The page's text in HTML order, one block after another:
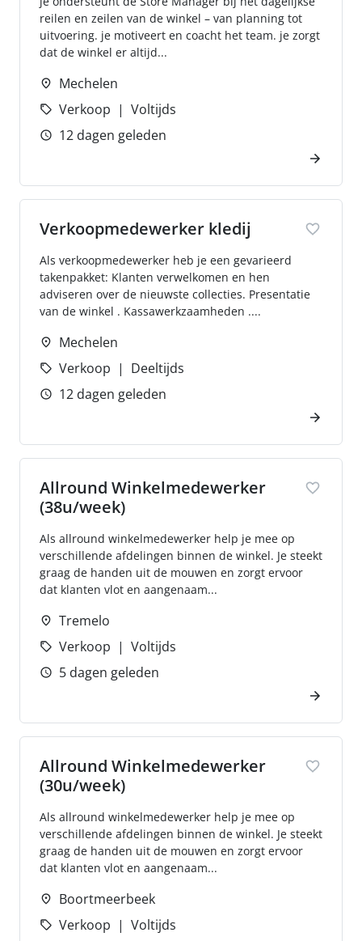
reilen en zeilen van de winkel – van planning tot
uitvoering. je motiveert en coacht het team. je zorgt
dat de winkel er altijd...
Mechelen
Verkoop
Voltijds
12 dagen geleden
Verkoopmedewerker kledij
Als verkoopmedewerker heb je een gevarieerd
takenpakket: Klanten verwelkomen en hen
adviseren over de nieuwste collecties. Presentatie
van de winkel . Kassawerkzaamheden ....
Mechelen
Verkoop
Deeltijds
12 dagen geleden
Allround Winkelmedewerker
(38u/week)
Als allround winkelmedewerker help je mee op
verschillende afdelingen binnen de winkel. Je steekt
graag de handen uit de mouwen en zorgt ervoor
dat klanten vlot en aangenaam...
Tremelo
Verkoop
Voltijds
5 dagen geleden
Allround Winkelmedewerker
(30u/week)
Als allround winkelmedewerker help je mee op
verschillende afdelingen binnen de winkel. Je steekt
graag de handen uit de mouwen en zorgt ervoor
dat klanten vlot en aangenaam...
Boortmeerbeek
Verkoop
Voltijds